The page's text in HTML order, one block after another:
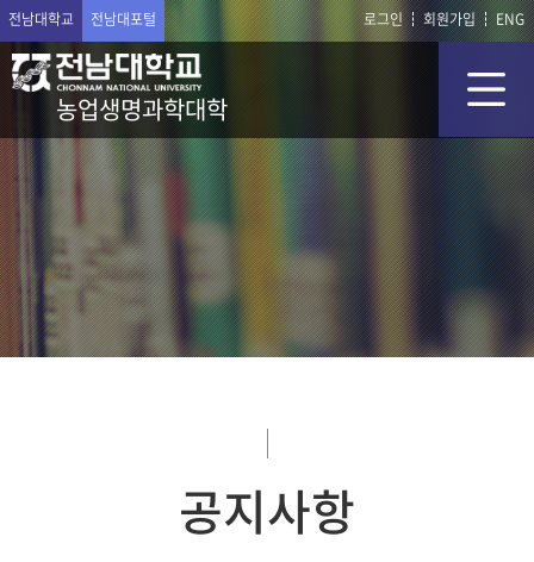
전남대학교 전남대포털 로그인 회원가입 ENG
농업생명과학대학
공지사항